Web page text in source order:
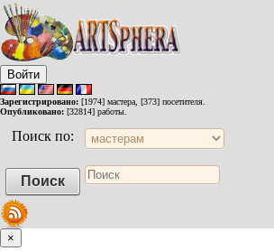
Войти
Зарегистрировано: [1974] мастера, [373] посетителя.
Опубликовано: [32814] работы.
Поиск по:
×